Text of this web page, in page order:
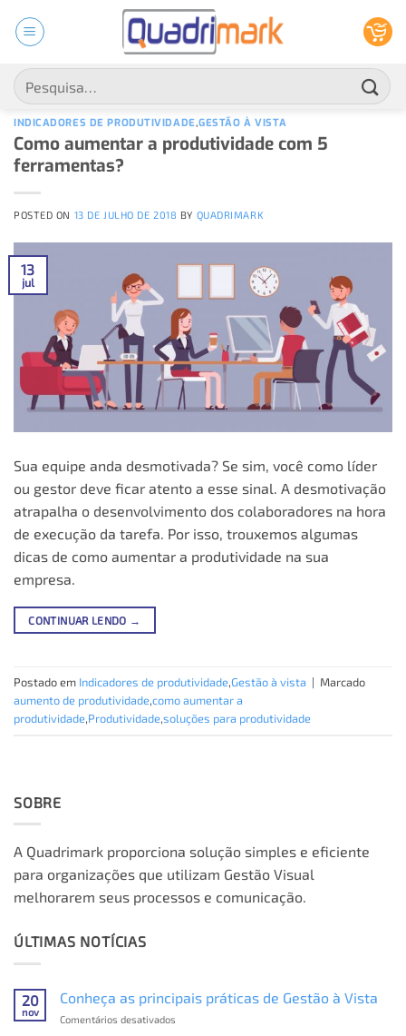
Pesquisar
por:
ARQUIVOS DE TAG:SOLUÇÕES PARA
PRODUTIVIDADE
INDICADORES DE PRODUTIVIDADE,GESTÃO À VISTA
Como aumentar a produtividade com 5
ferramentas?
POSTED ON 13 DE JULHO DE 2018 BY QUADRIMARK
13
jul
Sua equipe anda desmotivada? Se sim, você como líder
ou gestor deve ficar atento a esse sinal. A desmotivação
atrapalha o desenvolvimento dos colaboradores na hora
de execução da tarefa. Por isso, trouxemos algumas
dicas de como aumentar a produtividade na sua
empresa.
CONTINUAR LENDO →
Postado em Indicadores de produtividade,Gestão à vista | Marcado
aumento de produtividade,como aumentar a
produtividade,Produtividade,soluções para produtividade
SOBRE
A Quadrimark proporciona solução simples e eficiente
para organizações que utilizam Gestão Visual
melhorarem seus processos e comunicação.
ÚLTIMAS NOTÍCIAS
20
nov
Conheça as principais práticas de Gestão à Vista
Comentários desativados